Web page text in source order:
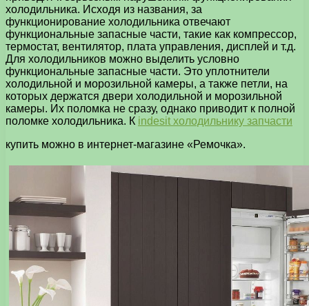
холодильника. Исходя из названия, за
функционирование холодильника отвечают
функциональные запасные части, такие как компрессор,
термостат, вентилятор, плата управления, дисплей и т.д.
Для холодильников можно выделить условно
функциональные запасные части. Это уплотнители
холодильной и морозильной камеры, а также петли, на
которых держатся двери холодильной и морозильной
камеры. Их поломка не сразу, однако приводит к полной
поломке холодильника. К indesit холодильнику запчасти
купить можно в интернет-магазине «Ремочка».